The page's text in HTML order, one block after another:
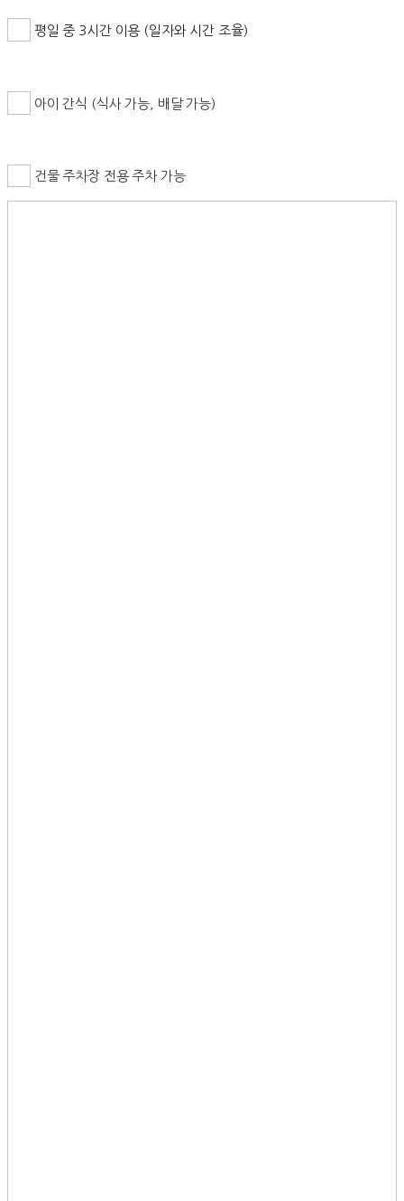
평일 중 3시간 이용 (일자와 시간 조율)
아이 간식 (식사 가능, 배달 가능)
건물 주차장 전용 주차 가능